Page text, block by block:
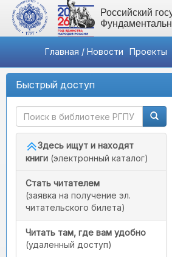
Российский
Главная / Новости Проекты
Быстрый доступ
Здесь ищут и находят
книги (электронный каталог)
Стать читателем
(заявка на получение эл.
читательского билета)
Читать там, где вам удобно
(удаленный доступ)